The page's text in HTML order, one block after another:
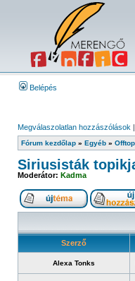
Belépés
Megválaszolatlan hozzászólások |
Fórum kezdőlap » Egyéb »
Siriusisták
Moderátor: Kadma
Szerző
Alexa Tonks